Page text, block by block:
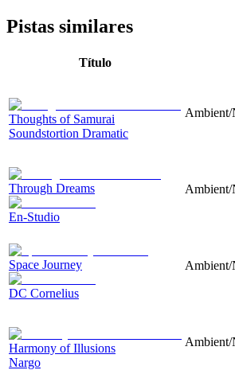
Pistas similares
Título
Thoughts of Samurai
Soundstortion Dramatic
Ambient/
Through Dreams
En-Studio
Ambient/
Space Journey
DC Cornelius
Ambient/
Harmony of Illusions
Nargo
Ambient/